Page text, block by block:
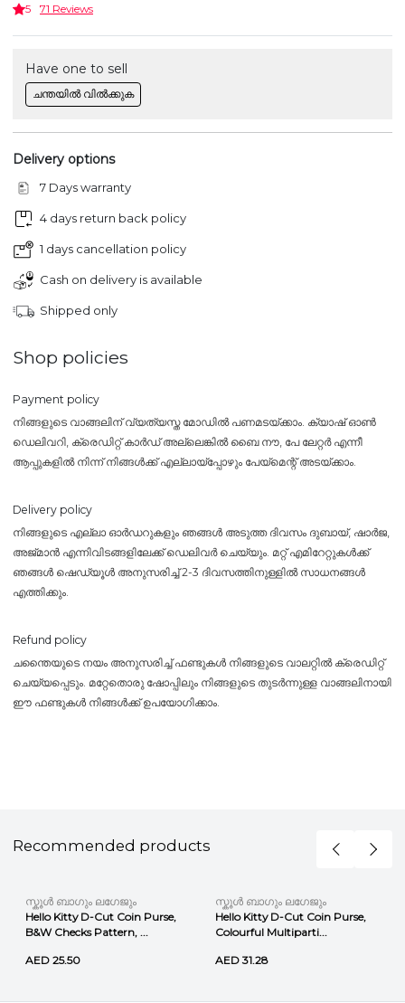
5 71 Reviews
Have one to sell
ചന്തയിൽ വിൽക്കുക
Delivery options
7 Days warranty
4 days return back policy
1 days cancellation policy
Cash on delivery is available
Shipped only
Shop policies
Payment policy
നിങ്ങളുടെ വാങ്ങലിന് വ്യത്യസ്ത മോഡിൽ പണമടയ്ക്കാം. ക്യാഷ് ഓൺ
ഡെലിവറി, ക്രെഡിറ്റ് കാർഡ് അല്ലെങ്കിൽ ബൈ നൗ, പേ ലേറ്റർ എന്നീ
ആപ്പുകളിൽ നിന്ന് നിങ്ങൾക്ക് എല്ലായ്പ്പോഴും പേയ്‌മെന്റ് അടയ്ക്കാം.
Delivery policy
നിങ്ങളുടെ എല്ലാ ഓർഡറുകളും ഞങ്ങൾ അടുത്ത ദിവസം ദുബായ്, ഷാർജ,
അജ്മാൻ എന്നിവിടങ്ങളിലേക്ക് ഡെലിവർ ചെയ്യും. മറ്റ് എമിറേറ്റുകൾക്ക്
ഞങ്ങൾ ഷെഡ്യൂൾ അനുസരിച്ച് 2-3 ദിവസത്തിനുള്ളിൽ സാധനങ്ങൾ
എത്തിക്കും.
Refund policy
ചന്തൈയുടെ നയം അനുസരിച്ച് ഫണ്ടുകൾ നിങ്ങളുടെ വാലറ്റിൽ ക്രെഡിറ്റ്
ചെയ്യപ്പെടും. മറ്റേതൊരു ഷോപ്പിലും നിങ്ങളുടെ തുടർന്നുള്ള വാങ്ങലിനായി
ഈ ഫണ്ടുകൾ നിങ്ങൾക്ക് ഉപയോഗിക്കാം.
Recommended products
സ്കൂൾ ബാഗും ലഗേജും
Hello Kitty D-Cut Coin Purse,
B&W Checks Pattern, ...
AED 25.50
സ്കൂൾ ബാഗും ലഗേജും
Hello Kitty D-Cut Coin Purse,
Colourful Multiparti...
AED 31.28